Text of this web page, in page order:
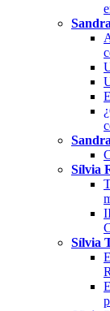
Sílvia
Sílvia